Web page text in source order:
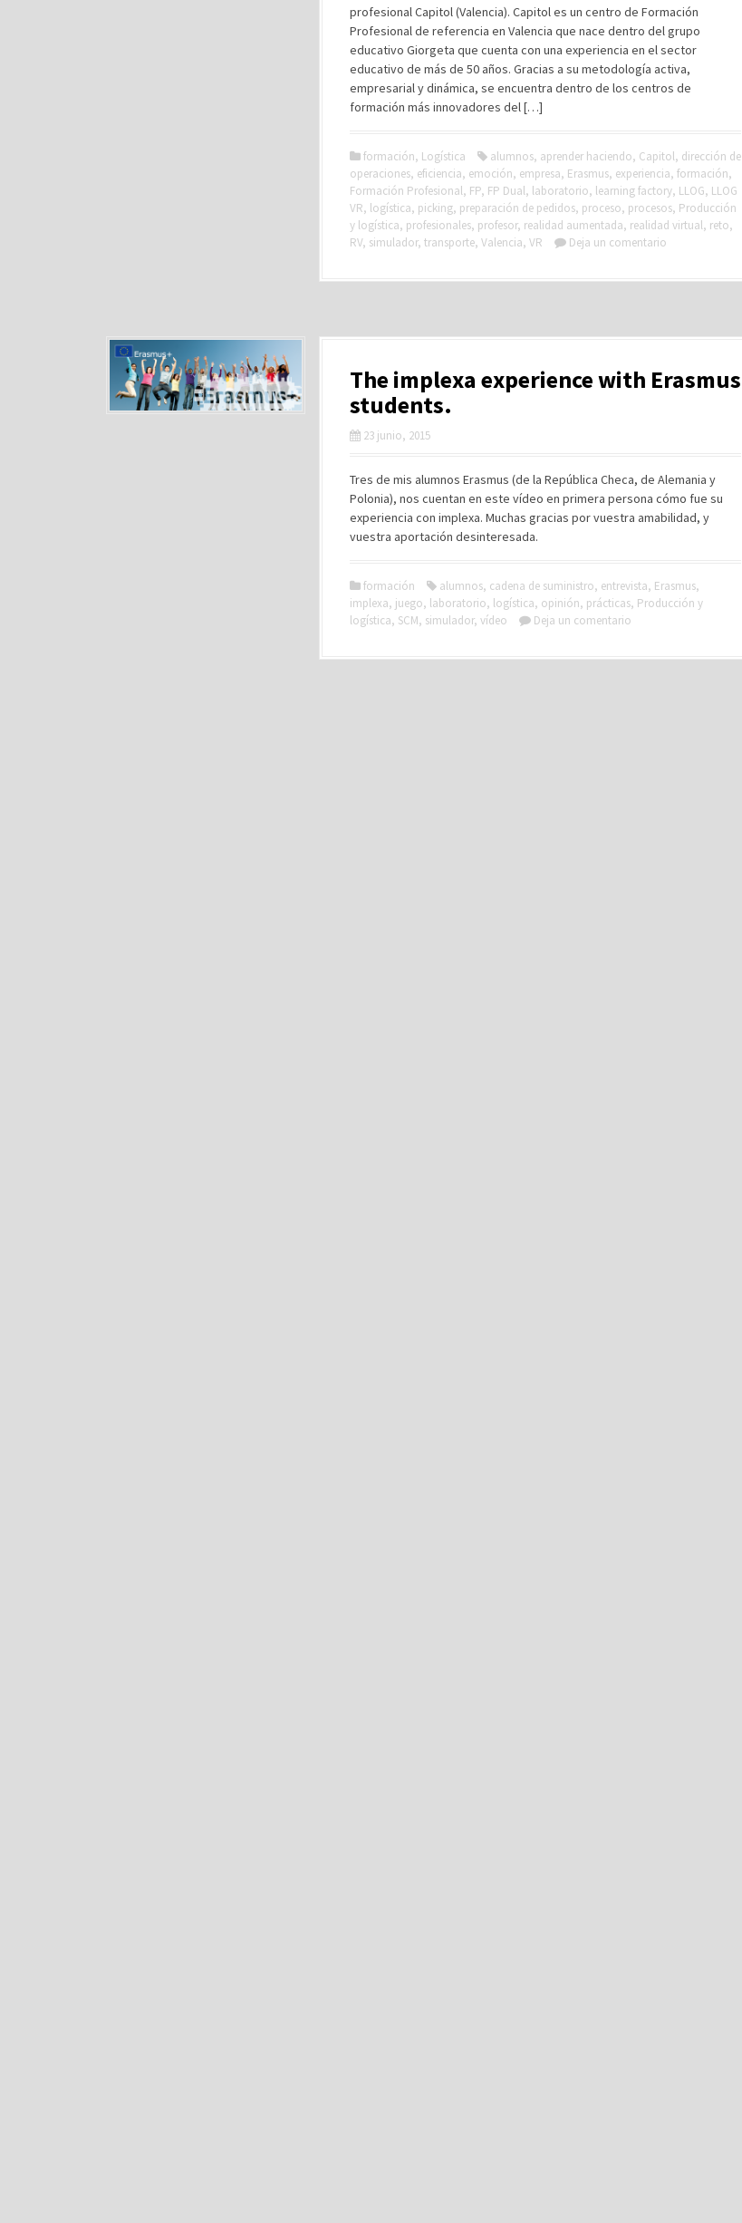
profesional Capitol (Valencia). Capitol es un centro de Formación
Profesional de referencia en Valencia que nace dentro del grupo
educativo Giorgeta que cuenta con una experiencia en el sector
educativo de más de 50 años. Gracias a su metodología activa,
empresarial y dinámica, se encuentra dentro de los centros de
formación más innovadores del […]
formación, Logística alumnos, aprender haciendo, Capitol, dirección de
operaciones, eficiencia, emoción, empresa, Erasmus, experiencia, formación,
Formación Profesional, FP, FP Dual, laboratorio, learning factory, LLOG, LLOG
VR, logística, picking, preparación de pedidos, proceso, procesos, Producción
y logística, profesionales, profesor, realidad aumentada, realidad virtual, reto,
RV, simulador, transporte, Valencia, VR Deja un comentario
The implexa experience with Erasmus
students.
23 junio, 2015
Tres de mis alumnos Erasmus (de la República Checa, de Alemania y
Polonia), nos cuentan en este vídeo en primera persona cómo fue su
experiencia con implexa. Muchas gracias por vuestra amabilidad, y
vuestra aportación desinteresada.
formación alumnos, cadena de suministro, entrevista, Erasmus,
implexa, juego, laboratorio, logística, opinión, prácticas, Producción y
logística, SCM, simulador, vídeo Deja un comentario